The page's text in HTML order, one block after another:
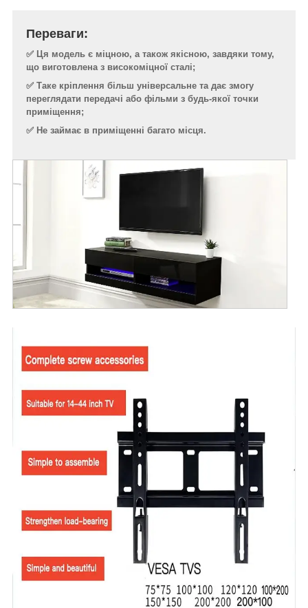
Переваги:
✅ Ця модель є міцною, а також якісною, завдяки тому,
що виготовлена з високоміцної сталі;
✅ Таке кріплення більш універсальне та дає змогу
переглядати передачі або фільми з будь-якої точки
приміщення;
✅ Не займає в приміщенні багато місця.